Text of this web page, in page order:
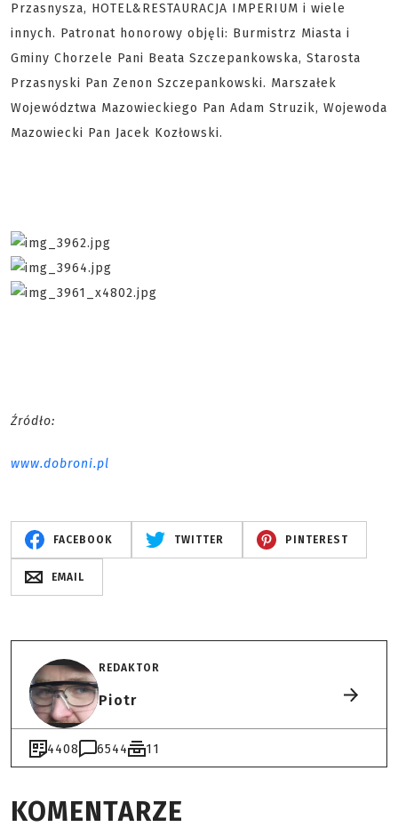
Przasnysza, HOTEL&RESTAURACJA IMPERIUM i wiele
innych. Patronat honorowy objęli: Burmistrz Miasta i
Gminy Chorzele Pani Beata Szczepankowska, Starosta
Przasnyski Pan Zenon Szczepankowski. Marszałek
Województwa Mazowieckiego Pan Adam Struzik, Wojewoda
Mazowiecki Pan Jacek Kozłowski.
Źródło:
www.dobroni.pl
FACEBOOK TWITTER PINTEREST
EMAIL
REDAKTOR
Piotr
4408 6544 11
KOMENTARZE